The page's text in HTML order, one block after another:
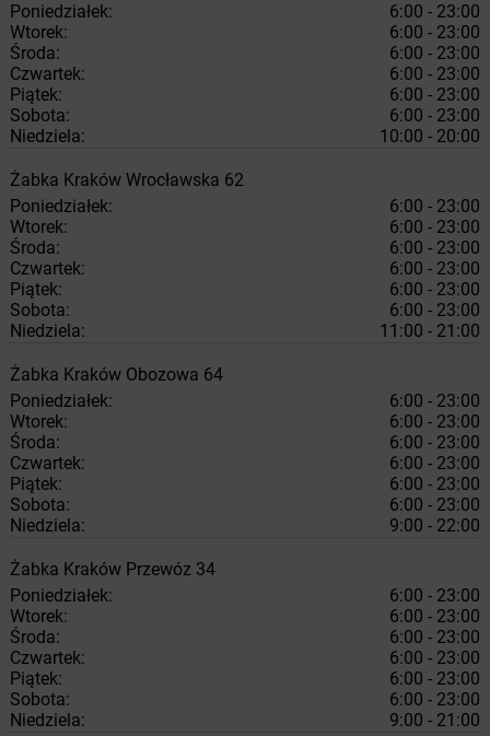
Poniedziałek:
6:00 - 23:00
Wtorek:
6:00 - 23:00
Środa:
6:00 - 23:00
Czwartek:
6:00 - 23:00
Piątek:
6:00 - 23:00
Sobota:
6:00 - 23:00
Niedziela:
10:00 - 20:00
Żabka Kraków Wrocławska 62
Poniedziałek:
6:00 - 23:00
Wtorek:
6:00 - 23:00
Środa:
6:00 - 23:00
Czwartek:
6:00 - 23:00
Piątek:
6:00 - 23:00
Sobota:
6:00 - 23:00
Niedziela:
11:00 - 21:00
Żabka Kraków Obozowa 64
Poniedziałek:
6:00 - 23:00
Wtorek:
6:00 - 23:00
Środa:
6:00 - 23:00
Czwartek:
6:00 - 23:00
Piątek:
6:00 - 23:00
Sobota:
6:00 - 23:00
Niedziela:
9:00 - 22:00
Żabka Kraków Przewóz 34
Poniedziałek:
6:00 - 23:00
Wtorek:
6:00 - 23:00
Środa:
6:00 - 23:00
Czwartek:
6:00 - 23:00
Piątek:
6:00 - 23:00
Sobota:
6:00 - 23:00
Niedziela:
9:00 - 21:00